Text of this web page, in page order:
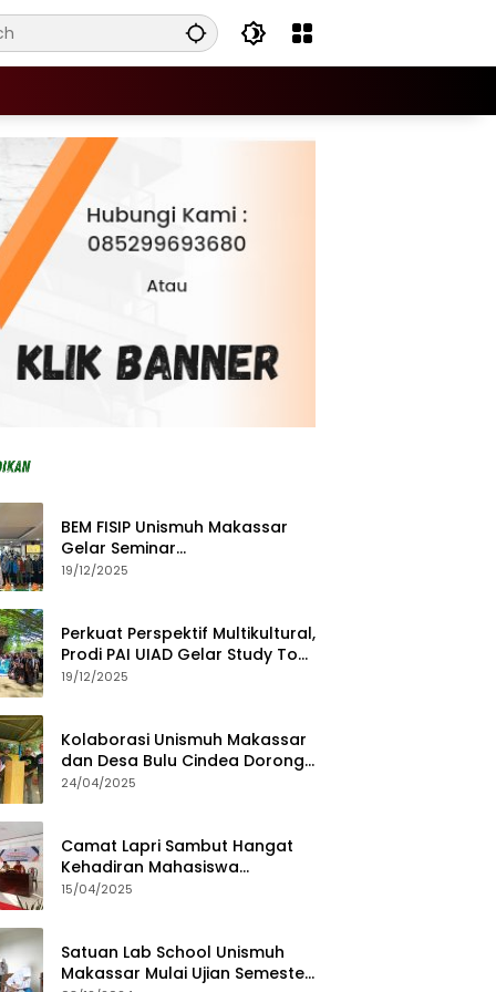
BEM FISIP Unismuh Makassar
Gelar Seminar
Keperempuanan, Bahas
19/12/2025
Perkuat Perspektif Multikultural,
Prodi PAI UIAD Gelar Study Tour
ke Kajang
19/12/2025
Kolaborasi Unismuh Makassar
dan Desa Bulu Cindea Dorong
Sentra Garam Industri
24/04/2025
Camat Lapri Sambut Hangat
Kehadiran Mahasiswa
PoltekMu
15/04/2025
Satuan Lab School Unismuh
Makassar Mulai Ujian Semester,